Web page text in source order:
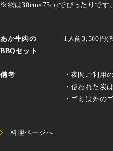
※網は30cm×75cmでぴったりです。
あか牛肉の
BBQセット
1人前3,500円(
備考
・夜間ご利用
・使われた炭
・ゴミは外の
料理ページへ